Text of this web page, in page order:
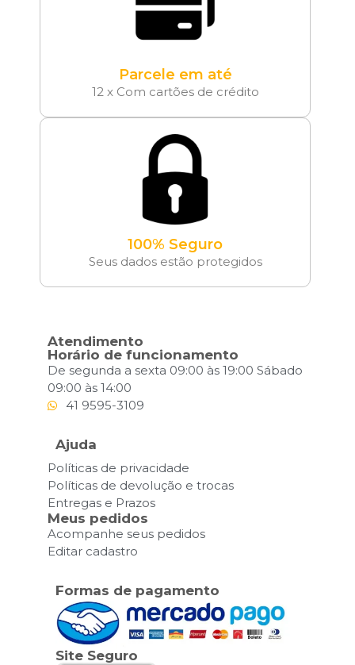
Parcele em até
12 x Com cartões de crédito
100% Seguro
Seus dados estão protegidos
Atendimento
Horário de funcionamento
De segunda a sexta 09:00 às 19:00 Sábado
09:00 às 14:00
41 9595-3109
Ajuda
Políticas de privacidade
Políticas de devolução e trocas
Entregas e Prazos
Meus pedidos
Acompanhe seus pedidos
Editar cadastro
Formas de pagamento
Site Seguro